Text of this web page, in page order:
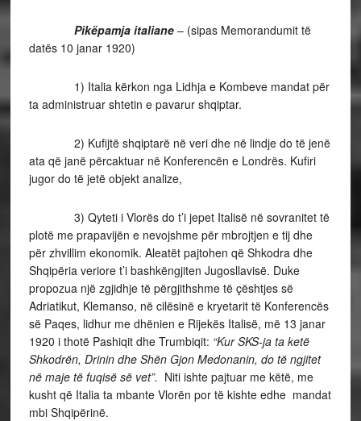
Pikëpamja italiane – (sipas Memorandumit të
datës 10 janar 1920)
1) Italia kërkon nga Lidhja e Kombeve mandat për
ta administruar shtetin e pavarur shqiptar.
2) Kufijtë shqiptarë në veri dhe në lindje do të jenë
ata që janë përcaktuar në Konferencën e Londrës. Kufiri
jugor do të jetë objekt analize,
3) Qyteti i Vlorës do t’i jepet Italisë në sovranitet të
plotë me prapavijën e nevojshme për mbrojtjen e tij dhe
për zhvillim ekonomik. Aleatët pajtohen që Shkodra dhe
Shqipëria veriore t’i bashkëngjiten Jugosllavisë. Duke
propozua një zgjidhje të përgjithshme të çështjes së
Adriatikut, Klemanso, në cilësinë e kryetarit të Konferencës
së Paqes, lidhur me dhënien e Rijekës Italisë, më 13 janar
1920 i thotë Pashiqit dhe Trumbiqit: “Kur SKS-ja ta ketë
Shkodrën, Drinin dhe Shën Gjon Medonanin, do të ngjitet
në maje të fuqisë së vet”. Niti ishte pajtuar me këtë, me
kusht që Italia ta mbante Vlorën por të kishte edhe mandat
mbi Shqipërinë.